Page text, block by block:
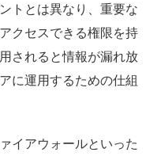
トとは異なり、重要な
クセスできる権限を持
されると情報が漏れ放
に運用するための仕組
イアウォールといった